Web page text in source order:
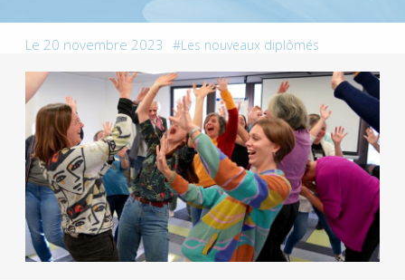
Le 20 novembre 2023 Les nouveaux diplômés